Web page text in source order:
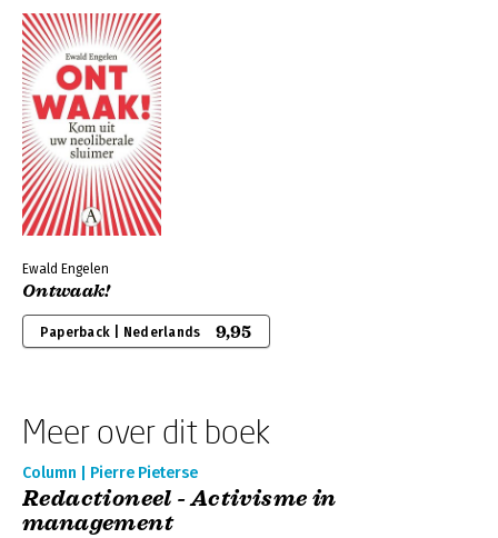
Ewald Engelen
Ontwaak!
Paperback | Nederlands 9,95
Meer over dit boek
Column | Pierre Pieterse
Redactioneel - Activisme in
management